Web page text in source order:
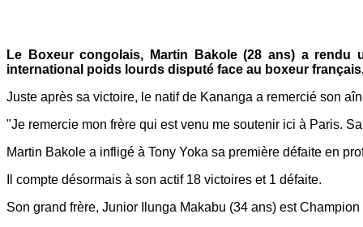
Le Boxeur congolais, Martin Bakole (28 ans) a
international poids lourds disputé face au boxeur
Juste après sa victoire, le natif de Kananga a remercié son
"Je remercie mon frère qui est venu me soutenir ici à Paris.
Martin Bakole a infligé à Tony Yoka sa première défaite en
Il compte désormais à son actif 18 victoires et 1 défaite.
Son grand frère, Junior Ilunga Makabu (34 ans) est